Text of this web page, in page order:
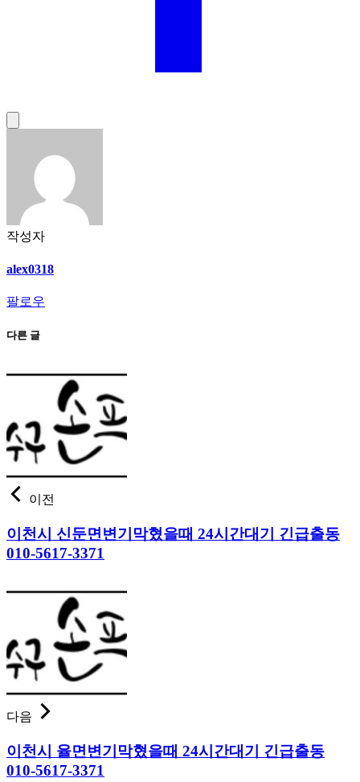
작성자
alex0318
팔로우
다른 글
이전
이천시 신둔면변기막혔을때 24시간대기 긴급출동
010-5617-3371
다음
이천시 율면변기막혔을때 24시간대기 긴급출동
010-5617-3371